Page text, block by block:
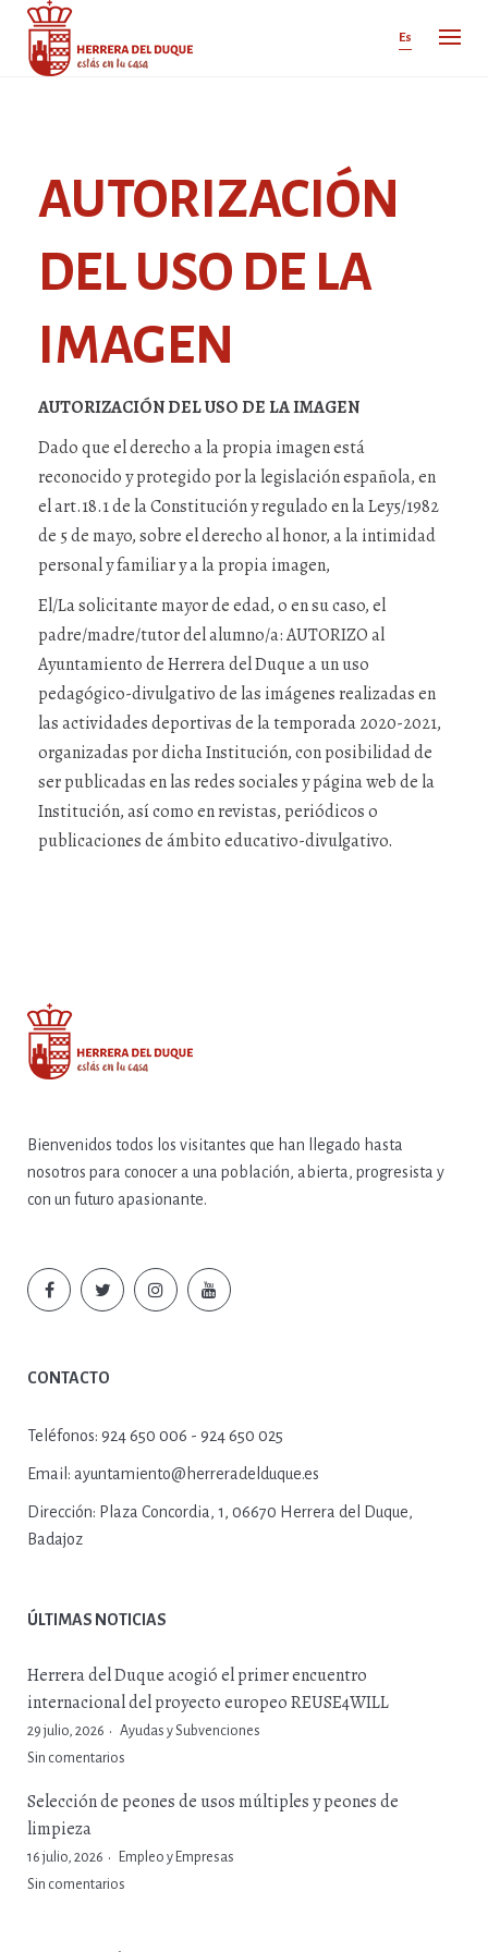
Cancelar
comentario
Es
AUTORIZACIÓN
DEL USO DE LA
IMAGEN
AUTORIZACIÓN DEL USO DE LA IMAGEN
Dado que el derecho a la propia imagen está
reconocido y protegido por la legislación española, en
el art.18.1 de la Constitución y regulado en la Ley5/1982
de 5 de mayo, sobre el derecho al honor, a la intimidad
personal y familiar y a la propia imagen,
El/La solicitante mayor de edad, o en su caso, el
padre/madre/tutor del alumno/a: AUTORIZO al
Ayuntamiento de Herrera del Duque a un uso
pedagógico-divulgativo de las imágenes realizadas en
las actividades deportivas de la temporada 2020-2021,
organizadas por dicha Institución, con posibilidad de
ser publicadas en las redes sociales y página web de la
Institución, así como en revistas, periódicos o
publicaciones de ámbito educativo-divulgativo.
Bienvenidos todos los visitantes que han llegado hasta
nosotros para conocer a una población, abierta, progresista y
con un futuro apasionante.
CONTACTO
Teléfonos: 924 650 006 - 924 650 025
Email: ayuntamiento@herreradelduque.es
Dirección: Plaza Concordia, 1, 06670 Herrera del Duque,
Badajoz
ÚLTIMAS NOTICIAS
Herrera del Duque acogió el primer encuentro
internacional del proyecto europeo REUSE4WILL
29 julio, 2026
Ayudas y Subvenciones
Sin comentarios
Selección de peones de usos múltiples y peones de
limpieza
16 julio, 2026
Empleo y Empresas
Sin comentarios